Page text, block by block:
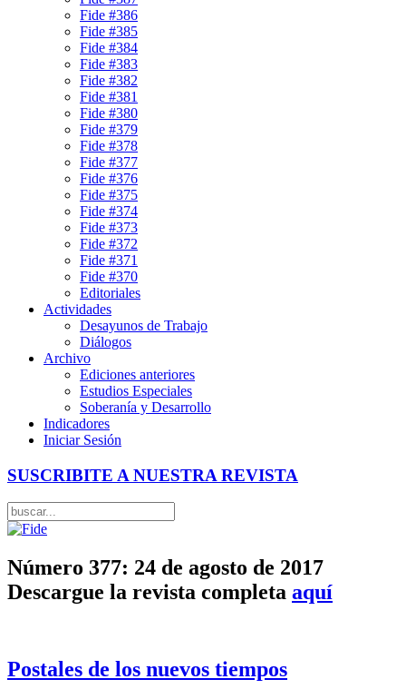
Fide #386
Fide #385
Fide #384
Fide #383
Fide #382
Fide #381
Fide #380
Fide #379
Fide #378
Fide #377
Fide #376
Fide #375
Fide #374
Fide #373
Fide #372
Fide #371
Fide #370
Editoriales
Actividades
Desayunos de Trabajo
Diálogos
Archivo
Ediciones anteriores
Estudios Especiales
Soberanía y Desarrollo
Indicadores
Iniciar Sesión
SUSCRIBITE A NUESTRA REVISTA
Número 377: 24 de agosto de 2017
Descargue la revista completa aquí
Postales de los nuevos tiempos